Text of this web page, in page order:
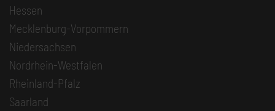
Hessen
Mecklenburg-Vorpommern
Niedersachsen
Nordrhein-Westfalen
Rheinland-Pfalz
Saarland